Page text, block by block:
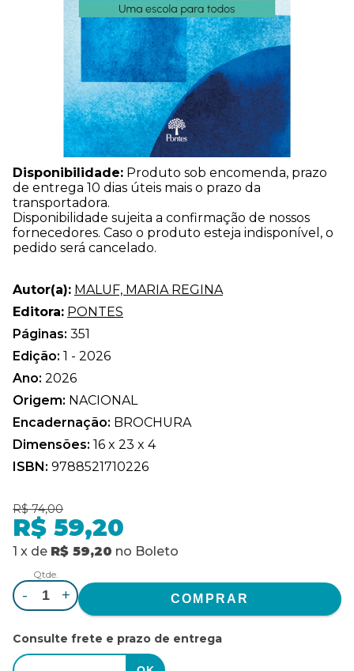
Disponibilidade: Produto sob encomenda, prazo
de entrega 10 dias úteis mais o prazo da
transportadora.
Disponibilidade sujeita a confirmação de nossos
fornecedores. Caso o produto esteja indisponível, o
pedido será cancelado.
Autor(a): MALUF, MARIA REGINA
Editora: PONTES
Páginas: 351
Edição: 1 - 2026
Ano: 2026
Origem: NACIONAL
Encadernação: BROCHURA
Dimensões: 16 x 23 x 4
ISBN: 9788521710226
R$ 74,00
R$ 59,20
1 x de R$ 59,20 no Boleto
Qtde.
- +
Consulte frete e prazo de entrega